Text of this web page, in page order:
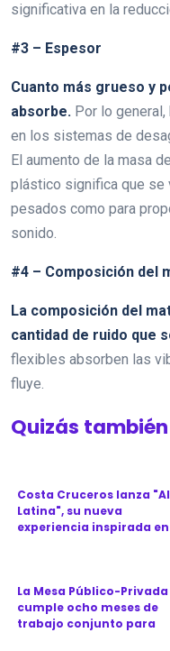
significativa en la
#3 – Espesor
Cuanto más grueso y
absorbe. Por lo
en los sistemas de
El aumento de la masa
plástico significa que se
pesados como para
sonido.
#4 – Composición del
La composición del
cantidad de ruido que
flexibles absorben las
fluye.
Quizás
Costa Cruceros lanza
Latina", su nueva
experiencia inspirada en
La Mesa Público-Privada
cumple ocho meses de
trabajo conjunto para